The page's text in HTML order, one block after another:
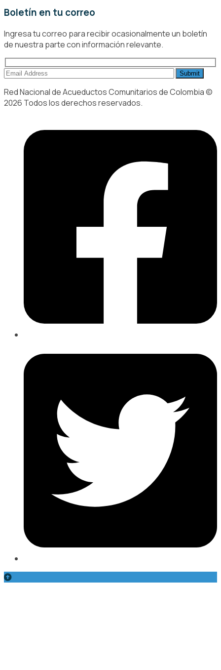
Boletín en tu correo
Ingresa tu correo para recibir ocasionalmente un boletín
de nuestra parte con información relevante.
Red Nacional de Acueductos Comunitarios de Colombia ©
2026 Todos los derechos reservados.